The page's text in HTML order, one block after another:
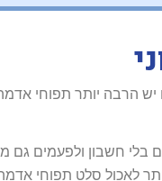
יש הרבה יותר תפוחי
בלי חשבון ולפעמים גם
לאכול סלט תפוחי